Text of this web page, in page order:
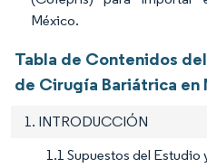
México.
Tabla de Contenidos
de Cirugía Bariátrica en
1. INTRODUCCIÓN
1.1 Supuestos del